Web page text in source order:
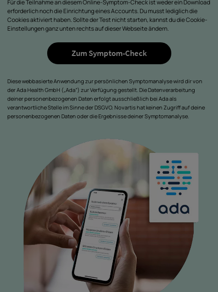
Für die Teilnahme an diesem Online-Symptom-Check ist weder ein Download
erforderlich noch die Einrichtung eines Accounts. Du musst lediglich die
Cookies aktiviert haben. Sollte der Test nicht starten, kannst du die Cookie-
Einstellungen ganz unten rechts auf dieser Webseite ändern.
Zum Symptom-Check
Diese webbasierte Anwendung zur persönlichen Symptomanalyse wird dir von
der Ada Health GmbH („Ada“) zur Verfügung gestellt. Die Datenverarbeitung
deiner personenbezogenen Daten erfolgt ausschließlich bei Ada als
verantwortliche Stelle im Sinne der DSGVO. Novartis hat keinen Zugriff auf deine
personenbezogenen Daten oder die Ergebnisse deiner Symptomanalyse.